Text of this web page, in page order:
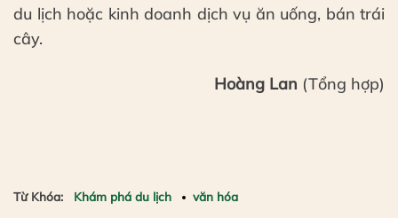
du lịch hoặc kinh doanh dịch vụ ăn uống, bán trái
cây.
Hoàng Lan (Tổng hợp)
Từ Khóa: Khám phá du lịch văn hóa